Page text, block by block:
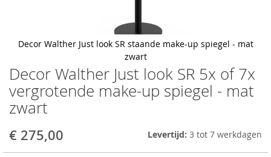
Decor Walther Just look SR 5x of 7x
vergrotende make-up spiegel - mat
zwart
€ 275,00 Levertijd: 3 tot 7 werkdagen
Decor Walther Just look SR staande make-up spiegel - mat
zwart
Skip
to
the
beginning
the
images